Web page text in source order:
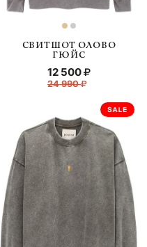
СВИТШОТ ОЛОВО
ГЮЙС
24 990
12 500